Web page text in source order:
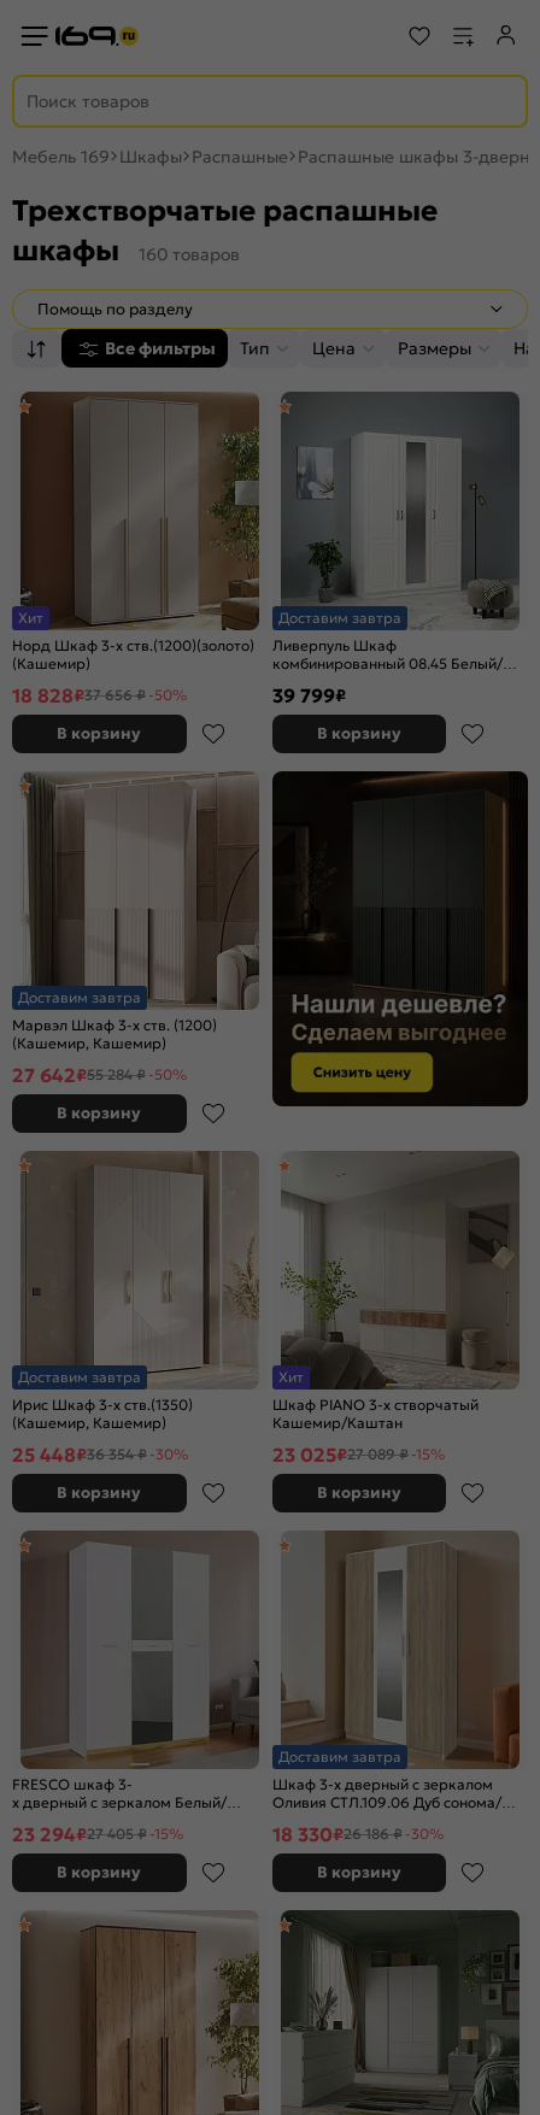
Мебель 169 Шкафы Распашные Распашные шкафы 3-
Трехстворчатые распашные
шкафы
160 товаров
Помощь по разделу
Все фильтры Тип Цена Размеры
Хит
Норд Шкаф 3-х ств.(1200)(золото)
(Кашемир)
18 828₽37 656 ₽ -50%
В корзину
Доставим завтра
Ливерпуль Шкаф
комбинированный 08.45 Белый/
39 799₽
В корзину
Доставим завтра
Марвэл Шкаф 3-х ств. (1200)
(Кашемир, Кашемир)
27 642₽55 284 ₽ -50%
В корзину
Доставим завтра
Ирис Шкаф 3-х ств.(1350)
(Кашемир, Кашемир)
25 448₽36 354 ₽ -30%
В корзину
Хит
Шкаф PIANO 3-х створчатый
Кашемир/Каштан
23 025₽27 089 ₽ -15%
В корзину
FRESCO шкаф 3-
х дверный с зеркалом Белый/
23 294₽27 405 ₽ -15%
В корзину
Доставим завтра
Шкаф 3-х дверный с зеркалом
Оливия СТЛ.109.06 Дуб сонома/
18 330₽26 186 ₽ -30%
В корзину